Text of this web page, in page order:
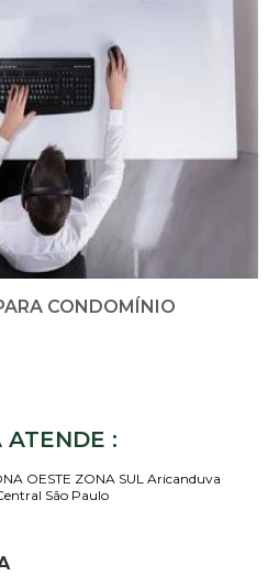
CONDOMÍNIO
ATENDE :
OESTE ZONA SUL Aricanduva
São Paulo